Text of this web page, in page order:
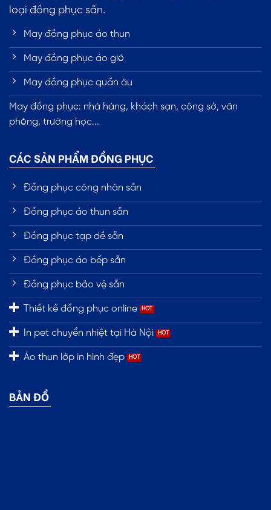
loại đồng phục sẵn.
May đồng phục áo thun
May đồng phục áo gió
May đồng phục quần âu
May đồng phục: nhà hàng, khách sạn, công sở, văn
phòng, trường học...
CÁC SẢN PHẨM ĐỒNG PHỤC
Đồng phục công nhân sẵn
Đồng phục áo thun sẵn
Đồng phục tạp dề sẵn
Đồng phục áo bếp sẵn
Đồng phục bảo vệ sẵn
Thiết kế đồng phục online
In pet chuyển nhiệt tại Hà Nội
Áo thun lớp in hình đẹp
BẢN ĐỒ